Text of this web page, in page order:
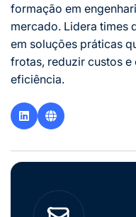
formação em
mercado. Lidera times
em soluções práticas
frotas, reduzir custos
eficiência.